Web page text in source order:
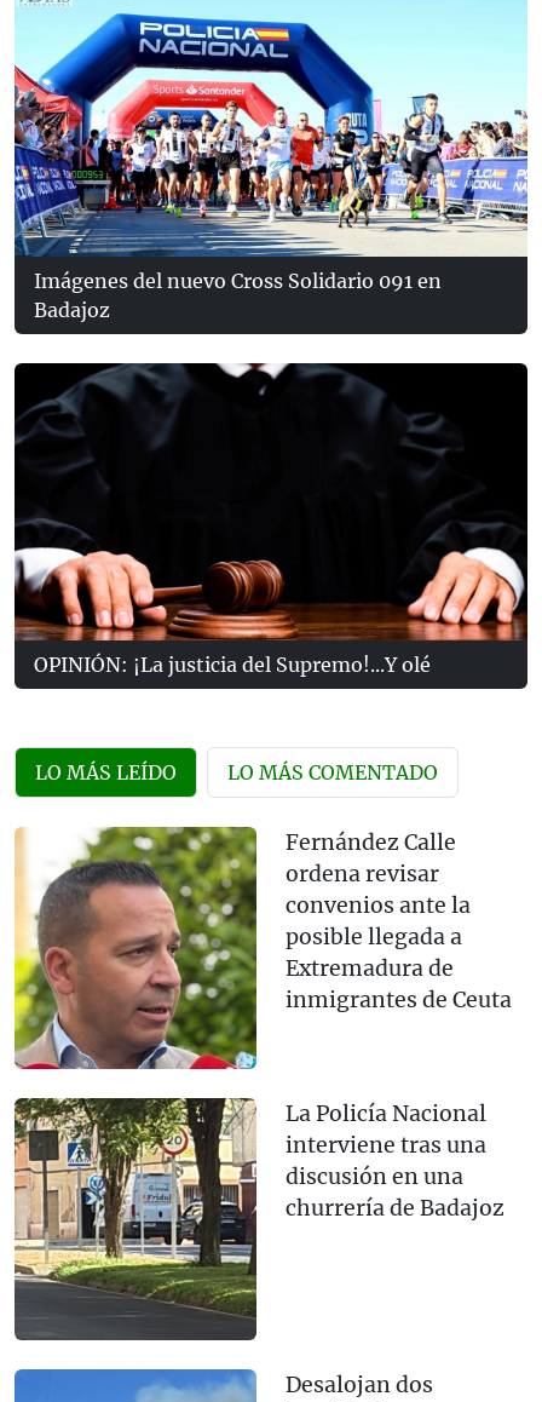
Imágenes del nuevo Cross Solidario 091 en
Badajoz
OPINIÓN: ¡La justicia del Supremo!...Y olé
LO MÁS LEÍDO LO MÁS COMENTADO
Fernández Calle
ordena revisar
convenios ante la
posible llegada a
Extremadura de
inmigrantes de Ceuta
La Policía Nacional
interviene tras una
discusión en una
churrería de Badajoz
Desalojan dos